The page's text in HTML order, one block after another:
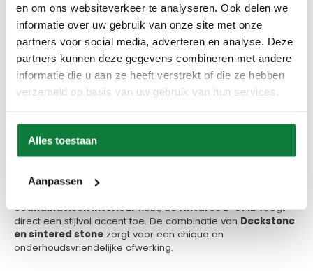
en om ons websiteverkeer te analyseren. Ook delen we
informatie over uw gebruik van onze site met onze
partners voor social media, adverteren en analyse. Deze
partners kunnen deze gegevens combineren met andere
informatie die u aan ze heeft verstrekt of die ze hebben
verzameld op basis van uw gebruik van hun services.
Alles toestaan
Aanpassen
Draaibare bladen voor optimale
functionaliteit
Een van de meest opvallende kenmerken van deAntares
salontafel B-5712is hetdraaibare dubbele blad . Dit
slimme ontwerp maakt het mogelijk om de tafel eenvoudig
aan te passen aan je behoeften. Gebruik de bladen
ingeklapt voor een compacte look of draai ze uit voor extra
familie.
Perfect voor diverse interieurstijlen
marmerlook past deze salontafel moeiteloos in diverse
Scandinavisch interieurhebt, deAntares B-5712voegt
direct een stijlvol accent toe. De combinatie van Deckstone
en sintered stone zorgt voor een chique en
onderhoudsvriendelijke afwerking.